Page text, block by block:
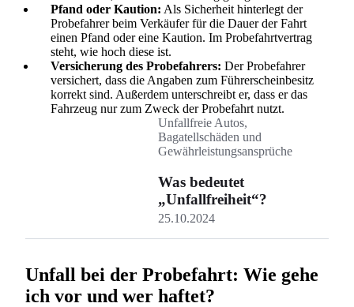
Pfand oder Kaution: Als Sicherheit hinterlegt der
Probefahrer beim Verkäufer für die Dauer der Fahrt
einen Pfand oder eine Kaution. Im Probefahrtvertrag
steht, wie hoch diese ist.
Versicherung des Probefahrers: Der Probefahrer
versichert, dass die Angaben zum Führerscheinbesitz
korrekt sind. Außerdem unterschreibt er, dass er das
Fahrzeug nur zum Zweck der Probefahrt nutzt.
Unfallfreie Autos,
Bagatellschäden und
Gewährleistungsansprüche
Was bedeutet
„Unfallfreiheit“?
25.10.2024
Unfall bei der Probefahrt: Wie gehe
ich vor und wer haftet?